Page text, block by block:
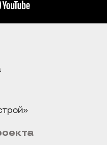
задаче
— одно точное решение. В
оптимальный путь.